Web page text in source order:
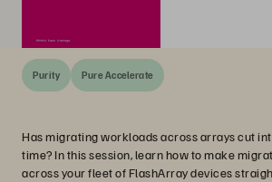
Purity Pure Accelerate
Has migrating workloads across arrays cut
time? In this session, learn how to make
across your fleet of FlashArray devices